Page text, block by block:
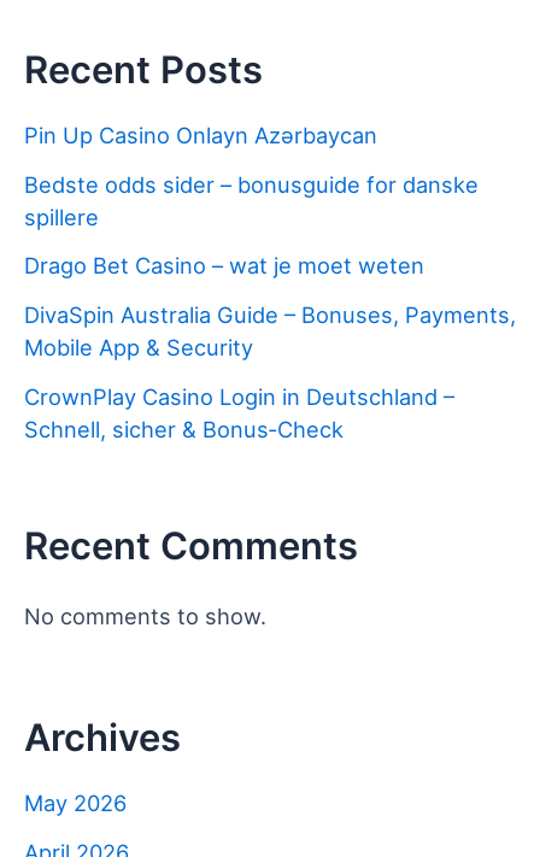
Recent Posts
Pin Up Casino Onlayn Azərbaycan
Bedste odds sider – bonusguide for danske
spillere
Drago Bet Casino – wat je moet weten
DivaSpin Australia Guide – Bonuses, Payments,
Mobile App & Security
CrownPlay Casino Login in Deutschland –
Schnell, sicher & Bonus‑Check
Recent Comments
No comments to show.
Archives
May 2026
April 2026